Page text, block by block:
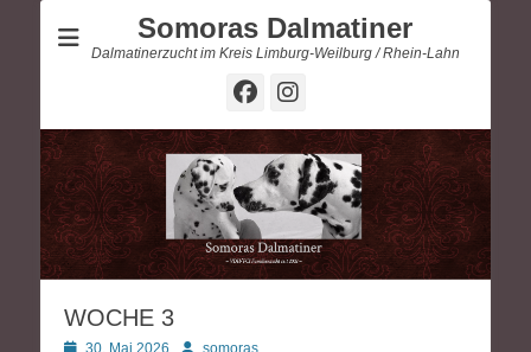
Somoras Dalmatiner
Dalmatinerzucht im Kreis Limburg-Weilburg / Rhein-Lahn
Facebook
Instagram
WOCHE 3
Posted30. Mai 2026 Autorsomoras